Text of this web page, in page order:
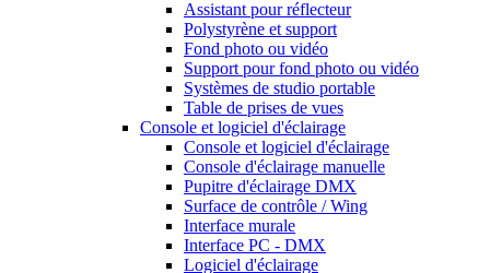
Assistant pour réflecteur
Polystyrène et support
Fond photo ou vidéo
Support pour fond photo ou vidéo
Systèmes de studio portable
Table de prises de vues
Console et logiciel d'éclairage
Console et logiciel d'éclairage
Console d'éclairage manuelle
Pupitre d'éclairage DMX
Surface de contrôle / Wing
Interface murale
Interface PC - DMX
Logiciel d'éclairage